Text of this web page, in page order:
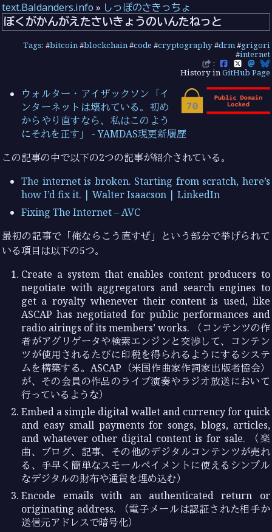
text.Baldanders.info » しっぽのさきっちょ
ぼくがかんがえたさいきょうのいんたねっと
Tags: #bitcoin#blockchain#code #cryptography#drm#grigori
#internet
:
History inGitHub Page
ウォルター・アイザックソン「イ
ンターネットは壊れている。初め
からやり直すなら、私はこのよう
にそれを正す」 - YAMDAS現更新履歴
この記事の中で以下の2つの記事が紹介されている。
The internet is broken. Starting from scratch, here’s
how I’d fix it. | Walter Isaacson | LinkedIn
Fixing The Internet – AVC
最初の記事で「俺ならこう直すぜ」という部分で挙げられて
いる項目は以下の5つ。
Create a system that enables content producers to
negotiate with aggregators and search engines to
get a royalty whenever their content is used, like
ASCAP has negotiated for public performances and
radio airings of its members’ works. （コンテンツの作
者がアグリゲータや検索エンジンと交渉して、コンテン
ツが使用されるたびに印税を得られるようにするシステ
ムを構築する。ASCAP（米国作曲家作詞家出版者協会）
が、その会員の作品のライブ演奏やラジオ放送において
行っているような）
Embed a simple digital wallet and currency for quick
and easy small payments for songs, blogs, articles,
and whatever other digital content is for sale. （楽
曲、ブログ、記事、その他のデジタルコンテンツが売れ
る、手早く簡単なスモールペイメントに使えるシンプル
なデジタルの財布や通貨を埋め込む）
Encode emails with an authenticated return or
originating address. （電子メールは認証された相手か
送信元アドレスで暗号化）